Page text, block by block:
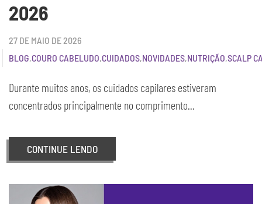
2026
27 DE MAIO DE 2026
BLOG,COURO CABELUDO,CUIDADOS,NOVIDADES,NUTRIÇÃO,SCALP
Durante muitos anos, os cuidados capilares estiveram
concentrados principalmente no comprimento...
CONTINUE LENDO